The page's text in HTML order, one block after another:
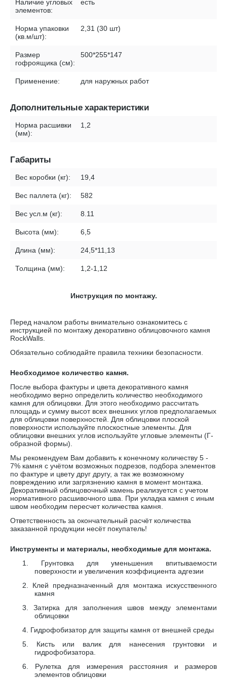
Наличие угловых
элементов:
есть
Норма упаковки
(кв.м/шт):
2,31 (30 шт)
Размер
гофроящика (см):
500*255*147
Применение: для наружных работ
Дополнительные характеристики
Норма расшивки
(мм):
1,2
Габариты
Вес коробки (кг): 19,4
Вес паллета (кг): 582
Вес усл.м (кг): 8.11
Высота (мм): 6,5
Длина (мм): 24,5*11,13
Толщина (мм): 1,2-1,12
Инструкция по монтажу.
Перед началом работы внимательно ознакомитесь с
инструкцией по монтажу декоративно облицовочного камня
RockWalls
Обязательно соблюдайте правила техники безопасности.
Необходимое количество камня.
После выбора фактуры и цвета декоративного камня
необходимо верно определить количество необходимого
камня для облицовки. Для этого необходимо рассчитать
площадь и сумму высот всех внешних углов предполагаемых
для облицовки поверхностей. Для облицовки плоской
поверхности используйте плоскостные элементы. Для
облицовки внешних углов используйте угловые элементы (Г-
образной формы).
Мы рекомендуем Вам добавить к конечному количеству 5 -
7% камня с учётом возможных подрезов, подбора элементов
по фактуре и цвету друг другу, а так же возможному
повреждению или загрязнению камня в момент монтажа.
Декоративный облицовочный камень реализуется с учетом
нормативного расшивочного шва. При укладка камня с иным
швом необходим пересчет количества камня.
Ответственность за окончательный расчёт количества
заказанной продукции несёт покупатель!
Инструменты и материалы, необходимые для монтажа.
1. Грунтовка для уменьшения впитываемости
поверхности и увеличения коэффициента адгезии
2. Клей предназначенный для монтажа искусственного
камня
3.Затирка для заполнения швов между элементами
облицовки
4. Гидрофобизатор для защиты камня от внешней среды
5. Кисть или валик для нанесения грунтовки и
гидрофобизатора.
6. Рулетка для измерения расстояния и размеров
элементов облицовки